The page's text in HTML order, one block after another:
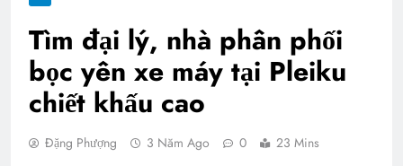
Tìm đại lý, nhà phân phối
bọc yên xe máy tại Pleiku
chiết khấu cao
Đặng Phượng 3 Năm Ago 0 23 Mins